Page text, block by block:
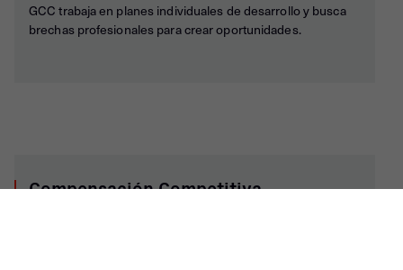
GCC trabaja en planes individuales de desarrollo y busca
brechas profesionales para crear oportunidades.
Compensación Competitiva